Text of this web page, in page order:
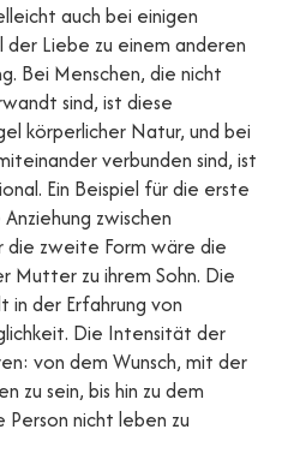
auch bei einigen
Liebe zu einem anderen
Bei Menschen, die nicht
sind, ist diese
körperlicher Natur, und bei
verbunden sind, ist
Ein Beispiel für die erste
zwischen
die zweite Form wäre die
Mutter zu ihrem Sohn. Die
in der Erfahrung von
Die Intensität der
von dem Wunsch, mit der
zu sein, bis hin zu dem
nicht leben zu